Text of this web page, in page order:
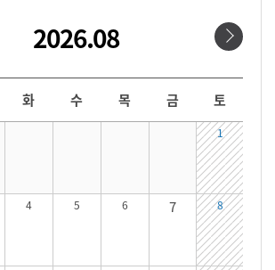
2026.08
화 수 목 금 토
1
4 5 6 7 8